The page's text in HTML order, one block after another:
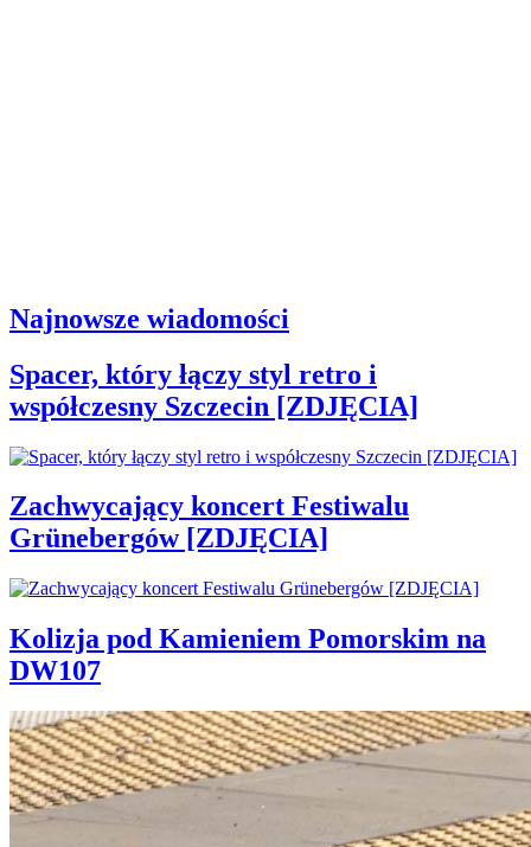
Najnowsze wiadomości
Spacer, który łączy styl retro i
współczesny Szczecin [ZDJĘCIA]
Zachwycający koncert Festiwalu
Grünebergów [ZDJĘCIA]
Kolizja pod Kamieniem Pomorskim na
DW107